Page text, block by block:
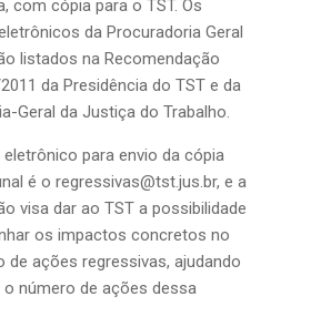
com cópia para o TST. Os
da Procuradoria Geral
listados na Recomendação
da Presidência do TST e da
Geral da Justiça do Trabalho.
eletrônico para envio da cópia
é o regressivas@tst.jus.br, e a
visa dar ao TST a possibilidade
os impactos concretos no
de ações regressivas, ajudando
número de ações dessa